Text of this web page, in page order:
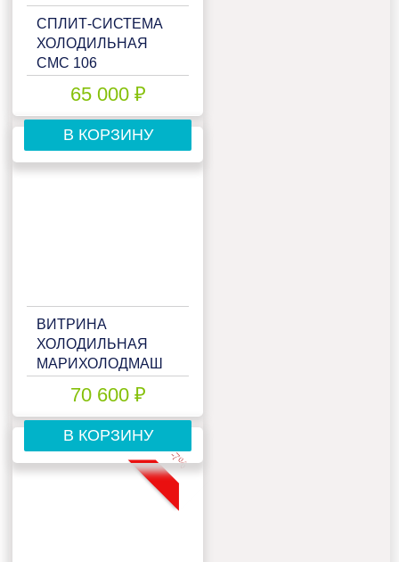
СПЛИТ-СИСТЕМА
ХОЛОДИЛЬНАЯ
СМС 106
65 000 ₽
В КОРЗИНУ
ВИТРИНА
ХОЛОДИЛЬНАЯ
МАРИХОЛОДМАШ
(СТАТИКА)
70 600 ₽
В КОРЗИНУ
-7%